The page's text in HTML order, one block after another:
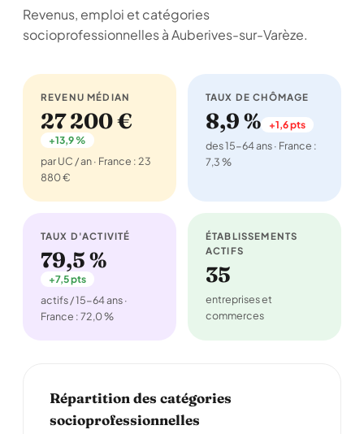
Revenus, emploi et catégories
socioprofessionnelles à Auberives-sur-Varèze.
REVENU MÉDIAN
27 200 €
+13,9 %
par UC / an · France : 23
880 €
TAUX DE CHÔMAGE
8,9 % +1,6 pts
des 15-64 ans · France :
7,3 %
TAUX D'ACTIVITÉ
79,5 %
+7,5 pts
actifs / 15-64 ans ·
France : 72,0 %
ÉTABLISSEMENTS
ACTIFS
35
entreprises et
commerces
Répartition des catégories
socioprofessionnelles